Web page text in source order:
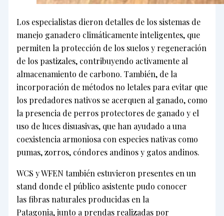
Los especialistas dieron detalles de los sistemas de
manejo ganadero climáticamente inteligentes, que
permiten la protección de los suelos y regeneración
de los pastizales, contribuyendo activamente al
almacenamiento de carbono. También, de la
incorporación de métodos no letales para evitar que
los predadores nativos se acerquen al ganado, como
la presencia de perros protectores de ganado y el
uso de luces disuasivas, que han ayudado a una
coexistencia armoniosa con especies nativas como
pumas, zorros, cóndores andinos y gatos andinos.
WCS y WFEN también estuvieron presentes en un
stand donde el público asistente pudo conocer
las fibras naturales producidas en la
Patagonia, junto a prendas realizadas por